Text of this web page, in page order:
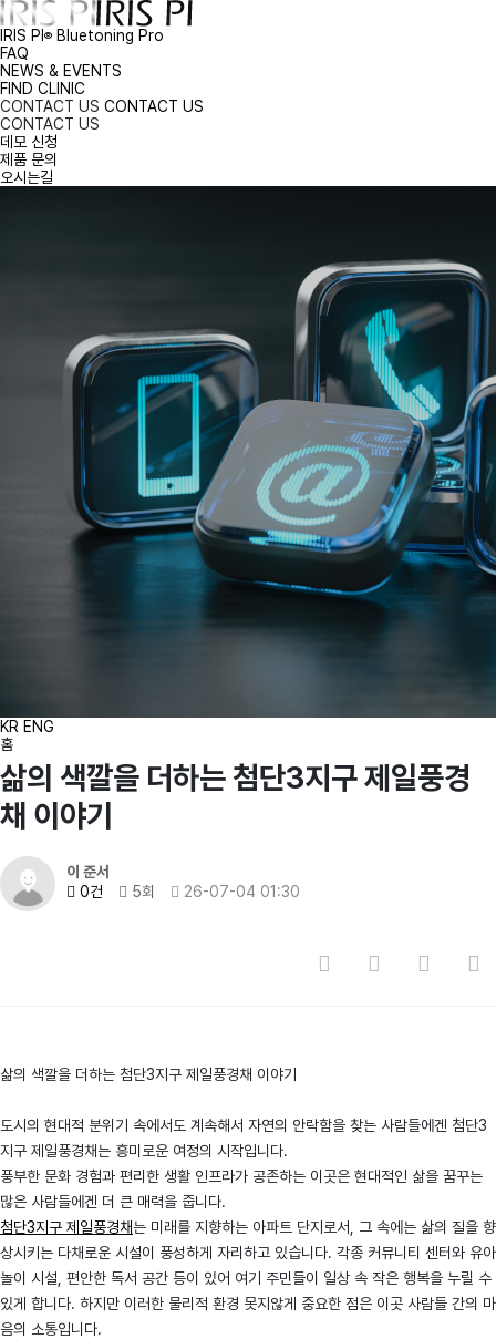
IRIS PI ® Bluetoning Pro
FAQ
NEWS & EVENTS
FIND CLINIC
CONTACT US CONTACT US
CONTACT US
데모 신청
제품 문의
오시는길
KR ENG
홈
삶의 색깔을 더하는 첨단3지구 제일풍경
채 이야기
이 준서
0건
5회 26-07-04 01:30
삶의 색깔을 더하는 첨단3지구 제일풍경채 이야기
도시의 현대적 분위기 속에서도 계속해서 자연의 안락함을 찾는 사람들에겐 첨단3
지구 제일풍경채는 흥미로운 여정의 시작입니다.
풍부한 문화 경험과 편리한 생활 인프라가 공존하는 이곳은 현대적인 삶을 꿈꾸는
많은 사람들에겐 더 큰 매력을 줍니다.
첨단3지구 제일풍경채는 미래를 지향하는 아파트 단지로서, 그 속에는 삶의 질을 향
상시키는 다채로운 시설이 풍성하게 자리하고 있습니다. 각종 커뮤니티 센터와 유아
놀이 시설, 편안한 독서 공간 등이 있어 여기 주민들이 일상 속 작은 행복을 누릴 수
있게 합니다. 하지만 이러한 물리적 환경 못지않게 중요한 점은 이곳 사람들 간의 마
음의 소통입니다.